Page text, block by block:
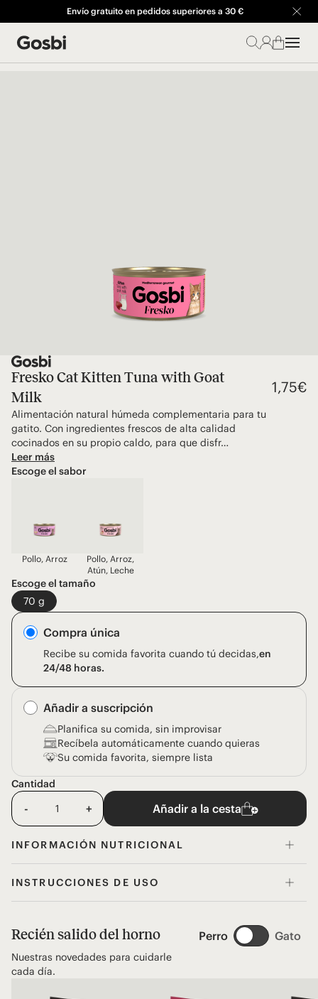
Envío gratuito en pedidos superiores a 30 €
Fresko Cat Kitten Tuna with Goat
Milk
1,75€
Alimentación natural húmeda complementaria para tu
gatito. Con ingredientes frescos de alta calidad
cocinados en su propio caldo, para que disfr…
Leer más
Escoge el sabor
Pollo, Arroz
Pollo, Arroz,
Atún, Leche
Escoge el tamaño
70 g
Compra única
Recibe su comida favorita cuando tú decidas,en
24/48 horas.
Añadir a suscripción
Planifica su comida, sin improvisar
Recíbela automáticamente cuando quieras
Su comida favorita, siempre lista
Cantidad
- + Añadir a la cesta
INFORMACIÓN NUTRICIONAL
INSTRUCCIONES DE USO
Recién salido del horno
Nuestras novedades para cuidarle
cada día.
Perro Gato